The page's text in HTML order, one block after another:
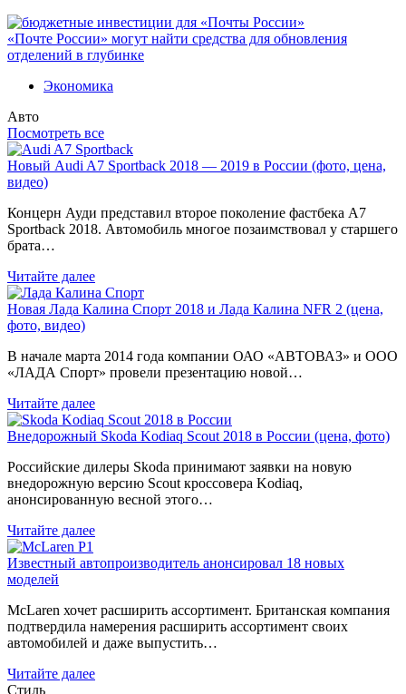
«Почте России» могут найти средства для обновления
отделений в глубинке
Экономика
Авто
Посмотреть все
Новый Audi A7 Sportback 2018 — 2019 в России (фото, цена,
видео)
Концерн Ауди представил второе поколение фастбека A7
Sportback 2018. Автомобиль многое позаимствовал у старшего
брата…
Читайте далее
Новая Лада Калина Спорт 2018 и Лада Калина NFR 2 (цена,
фото, видео)
В начале марта 2014 года компании ОАО «АВТОВАЗ» и ООО
«ЛАДА Спорт» провели презентацию новой…
Читайте далее
Внедорожный Skoda Kodiaq Scout 2018 в России (цена, фото)
Российские дилеры Skoda принимают заявки на новую
внедорожную версию Scout кроссовера Kodiaq,
анонсированную весной этого…
Читайте далее
Известный автопроизводитель анонсировал 18 новых
моделей
McLaren хочет расширить ассортимент. Британская компания
подтвердила намерения расширить ассортимент своих
автомобилей и даже выпустить…
Читайте далее
Стиль